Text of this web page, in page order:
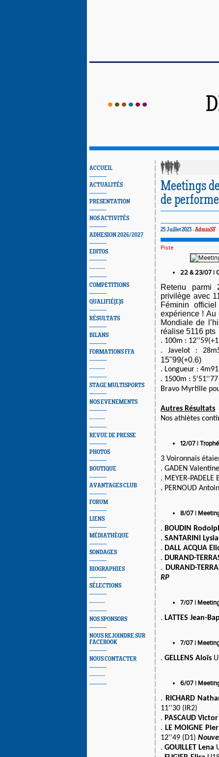
ACCUEIL
ACTUALITÉS
PRESENTATION
NOS ACTIVITÉS
ADHESION 2026/2027
EDITOS
--------
COMPETITIONS
QUALIFIÉ(E)S
RÉSULTATS
BILANS
FORMATIONS FFA
--------
STAGE MULTISPORTS
NOS EVENEMENTS
--------
REVUE DE PRESSE
PHOTOS
BOUTIQUE
AVANTAGES CLUB
FORUM
LIENS
MÉDIATHÈQUE
SONDAGES
BIOGRAPHIES
SÉLECTIONS
--------
NOS SPONSORS
NOUS REJOINDRE SUR
FACEBOOK
NOUS CONTACTER
--------
Meetings
de
25 Juillet 2023 -AdminSF
Piste
22 & 23/07 |
Retenu parmi
privilège avec
Féminin
expérience ! Au
Mondiale de
réalise 5116 pts
. 100m :
. Javelot :
15''99(+0.6)
. Longueur :
. 1500m : 5'51''77
Bravo Myrtille
Autres Résultats
Nos athlètes
12/07 |
3 Voironnais
. GADEN
. MEYER-
. PERNOUD
8/07 |
. BOUDIN
. SANTARINI
. DALL ACQUA
. DURAND-
.
DURAND-
RP
7/07 |
. LATTES Jean-
7/07 |
. GELLENS Aloïs
6/07 |
.
RICHARD
11''30 (IR2)
. PASCAUD Victor
. LE MOIGNE
12''49 (D1)
. GOUILLET Lena